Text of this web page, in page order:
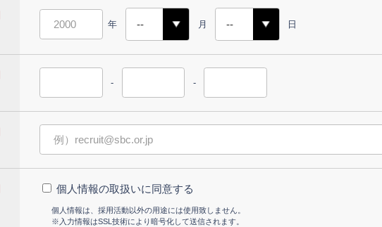
年
月 日
- -
個人情報の取扱いに同意する
個人情報は、採用活動以外の用途には使用致しません。
※入力情報はSSL技術により暗号化して送信されます。